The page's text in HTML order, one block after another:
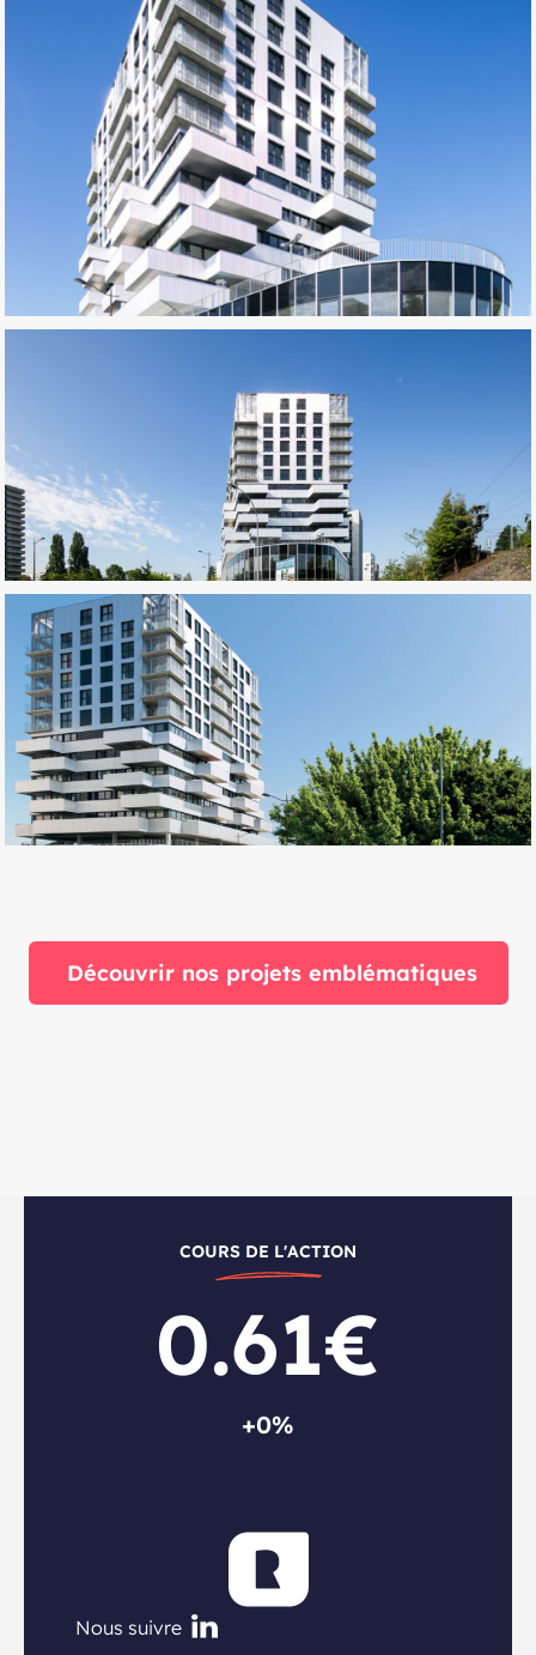
Découvrir nos projets emblématiques
COURS DE L'ACTION
0.61€
+0%
Nous suivre